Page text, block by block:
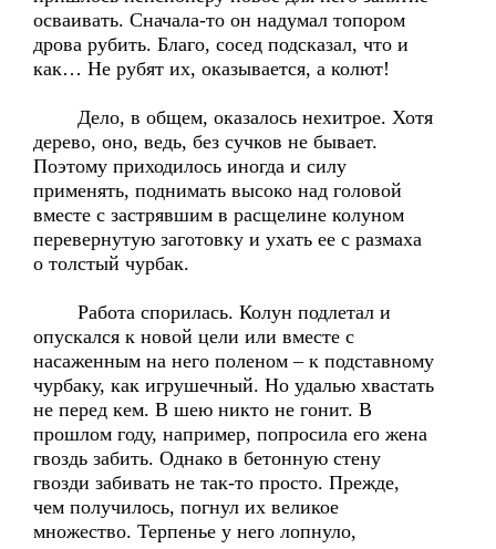
осваивать. Сначала-то он надумал топором
дрова рубить. Благо, сосед подсказал, что и
как… Не рубят их, оказывается, а колют!
Дело, в общем, оказалось нехитрое. Хотя
дерево, оно, ведь, без сучков не бывает.
Поэтому приходилось иногда и силу
применять, поднимать высоко над головой
вместе с застрявшим в расщелине колуном
перевернутую заготовку и ухать ее с размаха
о толстый чурбак.
Работа спорилась. Колун подлетал и
опускался к новой цели или вместе с
насаженным на него поленом – к подставному
чурбаку, как игрушечный. Но удалью хвастать
не перед кем. В шею никто не гонит. В
прошлом году, например, попросила его жена
гвоздь забить. Однако в бетонную стену
гвозди забивать не так-то просто. Прежде,
чем получилось, погнул их великое
множество. Терпенье у него лопнуло,